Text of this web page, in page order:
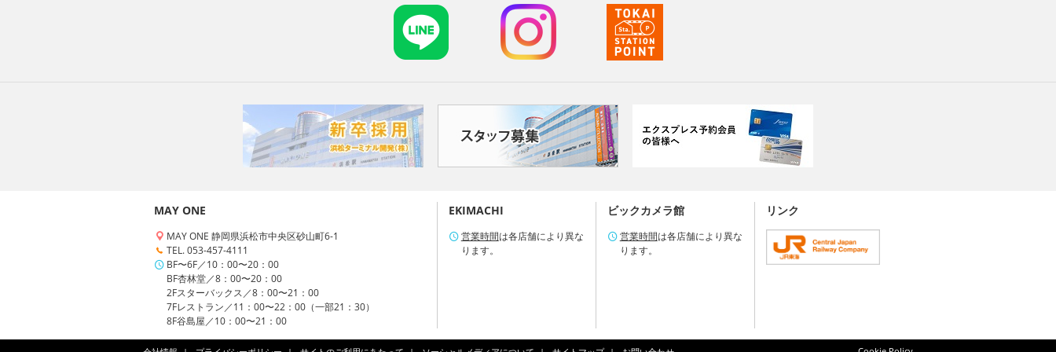
MAY ONE
MAY ONE 静岡県浜松市中央区砂山町6-1
TEL. 053-457-4111
BF〜6F／10：00〜20：00
BF杏林堂／8：00〜20：00
2Fスターバックス／8：00〜21：00
7Fレストラン／11：00〜22：00（一部21：30）
8F谷島屋／10：00〜21：00
EKIMACHI
営業時間は各店舗により異な
ります。
ビックカメラ館
営業時間は各店舗により異な
ります。
リンク